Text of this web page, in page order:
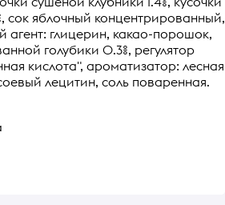
сок яблочный концентрированный,
глицерин, какао-порошок,
голубики 0.3%, регулятор
кислота", ароматизатор: лесная
лецитин, соль поваренная.